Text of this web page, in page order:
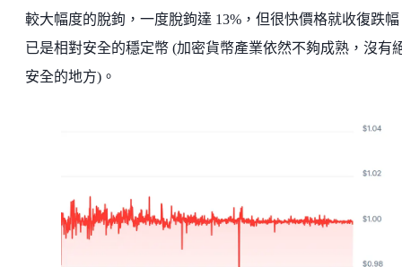
較大幅度的脫鉤，一度脫鉤達 13%，但很快價格就收復跌幅
已是相對安全的穩定幣 (加密貨幣產業依然不夠成熟，沒有
安全的地方)。